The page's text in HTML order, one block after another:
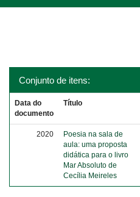
Conjunto de itens:
Data do
documento
Título
2020
Poesia na sala de
aula: uma proposta
didática para o livro
Mar Absoluto de
Cecília Meireles